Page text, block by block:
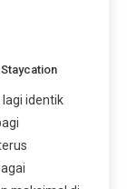
Staycation
identik